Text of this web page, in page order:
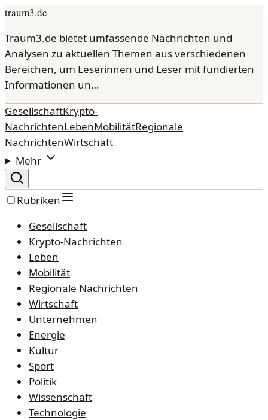
traum3.de
Traum3.de bietet umfassende Nachrichten und
Analysen zu aktuellen Themen aus verschiedenen
Bereichen, um Leserinnen und Leser mit fundierten
Informationen un…
GesellschaftKrypto-
NachrichtenLebenMobilitätRegionale
NachrichtenWirtschaft
Mehr
Rubriken
Gesellschaft
Krypto-Nachrichten
Leben
Mobilität
Regionale Nachrichten
Wirtschaft
Unternehmen
Energie
Kultur
Sport
Politik
Wissenschaft
Technologie